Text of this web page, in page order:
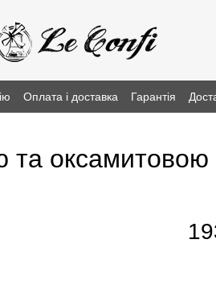
Оплата і доставка Гарантія
та